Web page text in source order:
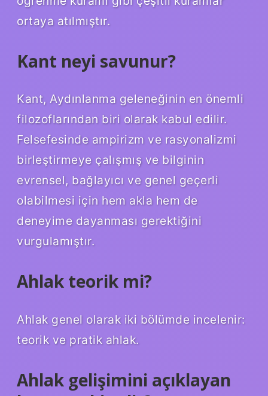
ortaya atılmıştır.
Kant neyi savunur?
Kant, Aydınlanma geleneğinin en önemli
filozoflarından biri olarak kabul edilir.
Felsefesinde ampirizm ve rasyonalizmi
birleştirmeye çalışmış ve bilginin
evrensel, bağlayıcı ve genel geçerli
olabilmesi için hem akla hem de
deneyime dayanması gerektiğini
vurgulamıştır.
Ahlak teorik mi?
Ahlak genel olarak iki bölümde incelenir:
teorik ve pratik ahlak.
Ahlak gelişimini açıklayan